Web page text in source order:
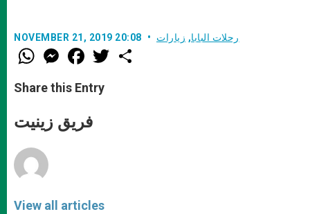
NOVEMBER 21, 2019 20:08 رحلات البابا, زيارات
W
h
t
s
p
p
M
e
s
e
g
e
F
a
e
b
o
k
w
Share this Entry
فريق زينيت
View all articles